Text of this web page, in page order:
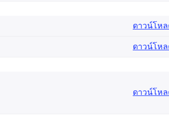
ดาวน์โห
ดาวน์โห
ดาวน์โห